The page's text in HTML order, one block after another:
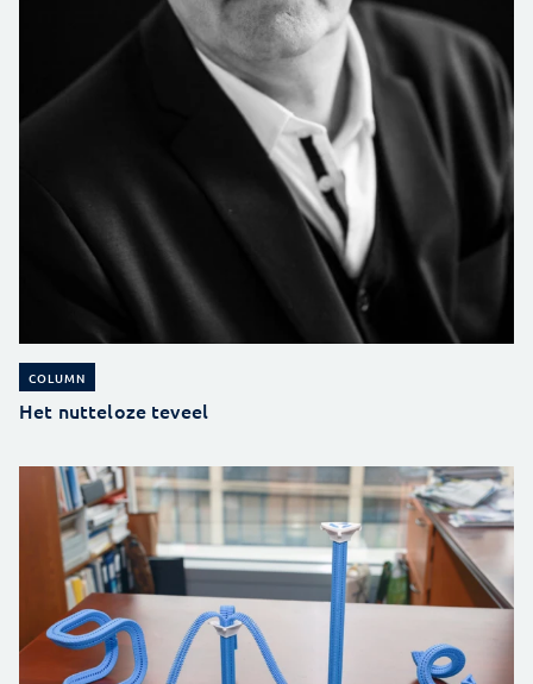
COLUMN
Het nutteloze teveel